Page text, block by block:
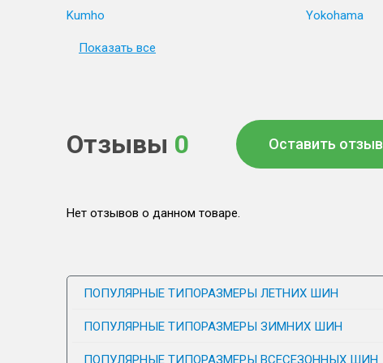
Kumho
Yokohama
Показать все
Отзывы 0 Оставить отзыв
Нет отзывов о данном товаре.
ПОПУЛЯРНЫЕ ТИПОРАЗМЕРЫ ЛЕТНИХ ШИН
ПОПУЛЯРНЫЕ ТИПОРАЗМЕРЫ ЗИМНИХ ШИН
ПОПУЛЯРНЫЕ ТИПОРАЗМЕРЫ ВСЕСЕЗОННЫХ ШИН